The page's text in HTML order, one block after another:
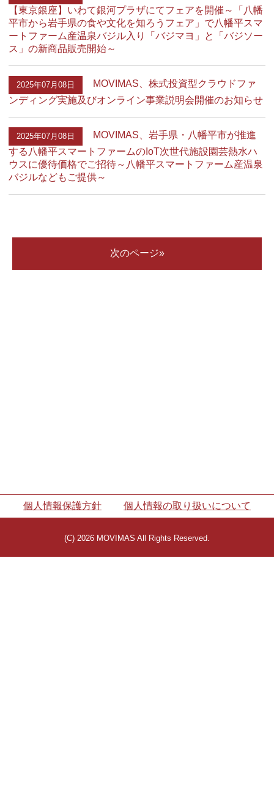
【東京銀座】いわて銀河プラザにてフェアを開催～「八幡
平市から岩手県の食や文化を知ろうフェア」で八幡平スマ
ートファーム産温泉バジル入り「バジマヨ」と「バジソー
ス」の新商品販売開始～
2025年07月08日
MOVIMAS、株式投資型クラウドファ
ンディング実施及びオンライン事業説明会開催のお知らせ
2025年07月08日
MOVIMAS、岩手県・八幡平市が推進
する八幡平スマートファームのIoT次世代施設園芸熱水ハ
ウスに優待価格でご招待～八幡平スマートファーム産温泉
バジルなどもご提供～
次のページ»
個人情報保護方針 個人情報の取り扱いについて
(C) 2026 MOVIMAS All Rights Reserved.